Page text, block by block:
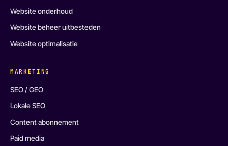
Website onderhoud
Website beheer uitbesteden
Website optimalisatie
MARKETING
SEO / GEO
Lokale SEO
Content abonnement
Paid media